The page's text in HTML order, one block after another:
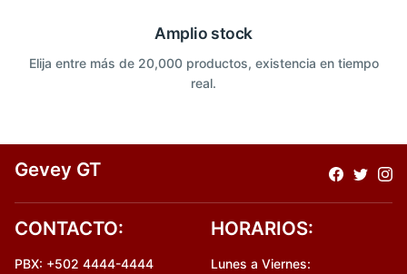
Amplio stock
Elija entre más de 20,000 productos, existencia en tiempo
real.
Gevey GT
CONTACTO:
PBX: +502 4444-4444
HORARIOS:
Lunes a Viernes: